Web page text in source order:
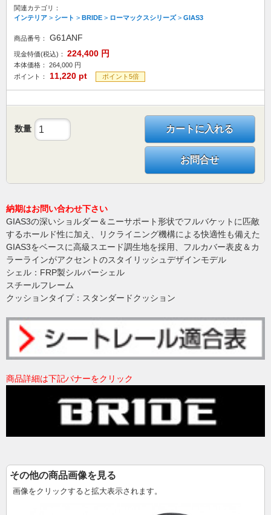
関連カテゴリ：
インテリア > シート > BRIDE > ローマックスシリーズ> GIAS3
商品番号： G61ANF
現金特価(税込)： 224,400 円
本体価格： 264,000 円
ポイント：
11,220 pt ポイント5倍
数量 カートに入れる
お問合せ
納期はお問い合わせ下さい
GIAS3の深いショルダー＆ニーサポート形状でフルバケットに匹敵
するホールド性に加え、リクライニング機構による快適性も備えた
GIAS3をベースに高級スエード調生地を採用、フルカバー表皮＆カ
ラーラインがアクセントのスタイリッシュデザインモデル
シェル：FRP製シルバーシェル
スチールフレーム
クッションタイプ：スタンダードクッション
商品詳細は下記バナーをクリック
その他の商品画像を見る
画像をクリックすると拡大表示されます。